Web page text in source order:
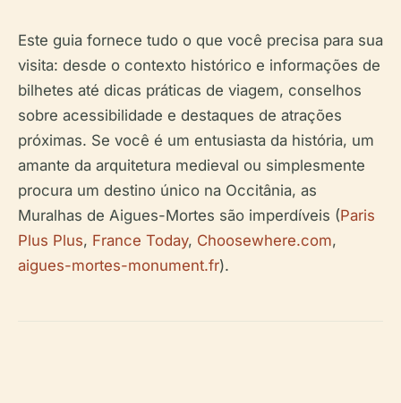
Este guia fornece tudo o que você precisa para sua
visita: desde o contexto histórico e informações de
bilhetes até dicas práticas de viagem, conselhos
sobre acessibilidade e destaques de atrações
próximas. Se você é um entusiasta da história, um
amante da arquitetura medieval ou simplesmente
procura um destino único na Occitânia, as
Muralhas de Aigues-Mortes são imperdíveis (Paris
Plus Plus, France Today, Choosewhere.com,
aigues-mortes-monument.fr).